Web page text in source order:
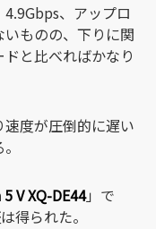
、アップロ
ものの、下りに関
と比べればかなり
度が圧倒的に遅い
V XQ-DE44」で
得られた。